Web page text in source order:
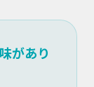
があり